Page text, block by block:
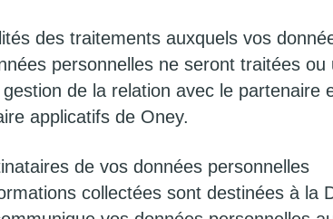
des traitements auxquels vos
personnelles ne seront traitées
de la relation avec le
applicatifs de Oney.
de vos données personnelles
collectées sont destinées à la